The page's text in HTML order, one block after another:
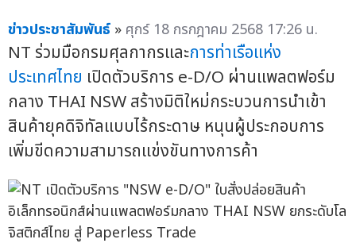
ข่าวประชาสัมพันธ์ » ศุกร์ 18 กรกฎาคม 2568 17:26 น.
NT ร่วมมือกรมศุลกากรและการท่าเรือแห่ง
ประเทศไทย เปิดตัวบริการ e-D/O ผ่านแพลตฟอร์ม
กลาง THAI NSW สร้างมิติใหม่กระบวนการนำเข้า
สินค้ายุคดิจิทัลแบบไร้กระดาษ หนุนผู้ประกอบการ
เพิ่มขีดความสามารถแข่งขันทางการค้า